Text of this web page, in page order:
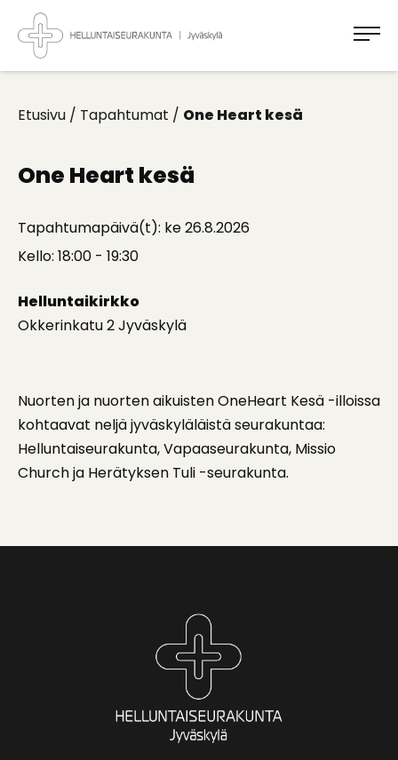
Takaisin
ylös
Jyväskylän
Helluntaiseurakunta
Koti
Etusivu / Tapahtumat / One Heart kesä
One Heart kesä
Tapahtumapäivä(t): ke 26.8.2026
Kello: 18:00 - 19:30
Helluntaikirkko
Okkerinkatu 2 Jyväskylä
Nuorten ja nuorten aikuisten OneHeart Kesä -illoissa
kohtaavat neljä jyväskyläläistä seurakuntaa:
Helluntaiseurakunta, Vapaaseurakunta, Missio
Church ja Herätyksen Tuli -seurakunta.